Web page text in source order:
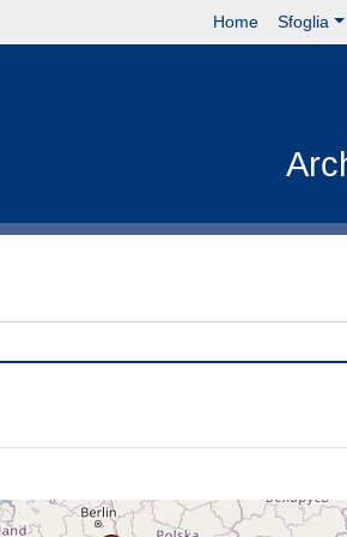
Home Sfoglia